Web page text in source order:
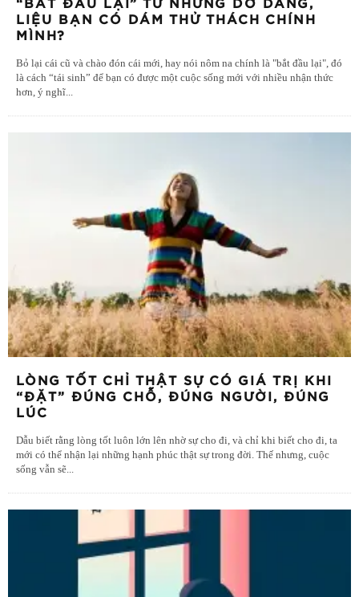
“BẮT ĐẦU LẠI” TỪ NHỮNG DỞ DANG,
LIỆU BẠN CÓ DÁM THỬ THÁCH CHÍNH
MÌNH?
Bỏ lại cái cũ và chào đón cái mới, hay nói nôm na chính là "bắt đầu lại", đó
là cách “tái sinh” để bạn có được một cuộc sống mới với nhiều nhận thức
hơn, ý nghĩ...
LÒNG TỐT CHỈ THẬT SỰ CÓ GIÁ TRỊ KHI
“ĐẶT” ĐÚNG CHỖ, ĐÚNG NGƯỜI, ĐÚNG
LÚC
Dẫu biết rằng lòng tốt luôn lớn lên nhờ sự cho đi, và chỉ khi biết cho đi, ta
mới có thể nhận lại những hạnh phúc thật sự trong đời. Thế nhưng, cuộc
sống vẫn sẽ